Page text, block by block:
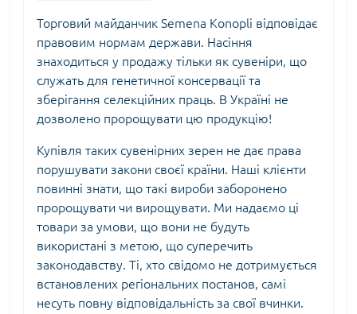
Торговий майданчик Semena Konopli відповідає
правовим нормам держави. Насіння
знаходиться у продажу тільки як сувеніри, що
служать для генетичної консервації та
зберігання селекційних праць. В Україні не
дозволено пророщувати цю продукцію!
Купівля таких сувенірних зерен не дає права
порушувати закони своєї країни. Наші клієнти
повинні знати, що такі вироби заборонено
пророщувати чи вирощувати. Ми надаємо ці
товари за умови, що вони не будуть
використані з метою, що суперечить
законодавству. Ті, хто свідомо не дотримується
встановлених регіональних постанов, самі
несуть повну відповідальність за свої вчинки.